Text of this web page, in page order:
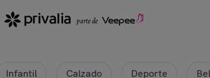
Infantil Calzado Deporte